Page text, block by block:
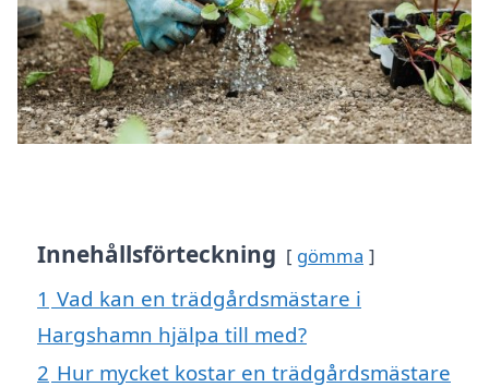
Innehållsförteckning gömma
1 Vad kan en trädgårdsmästare i
Hargshamn hjälpa till med?
2 Hur mycket kostar en trädgårdsmästare